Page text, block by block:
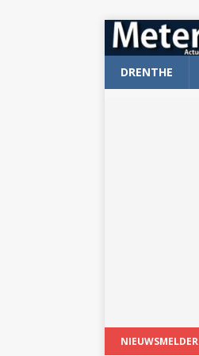
DRENTHE
NIEUWSMELDER